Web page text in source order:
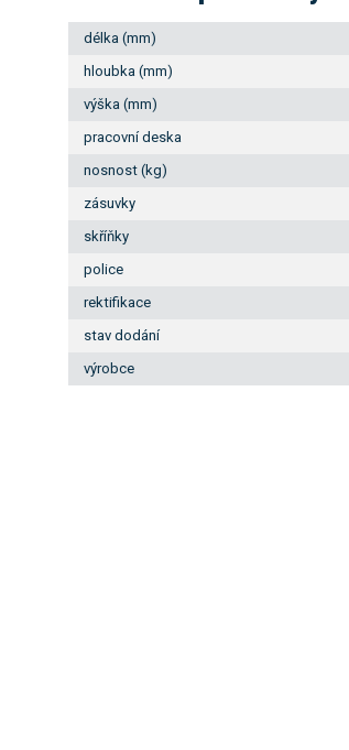
délka (mm)
hloubka (mm)
výška (mm)
pracovní deska
nosnost (kg)
zásuvky
skříňky
police
rektifikace
stav dodání
výrobce